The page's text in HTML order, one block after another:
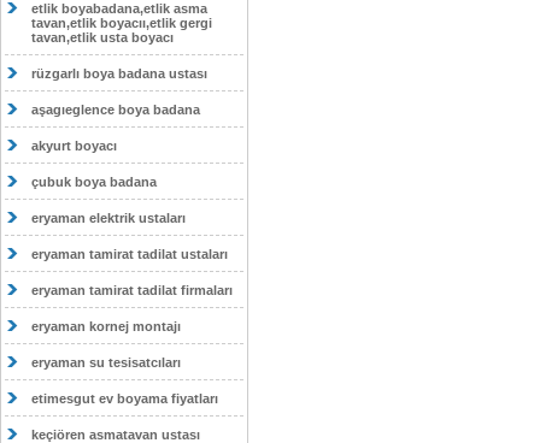
etlik boyabadana,etlik asma
tavan,etlik boyacıı,etlik gergi
tavan,etlik usta boyacı
rüzgarlı boya badana ustası
aşagıeglence boya badana
akyurt boyacı
çubuk boya badana
eryaman elektrik ustaları
eryaman tamirat tadilat ustaları
eryaman tamirat tadilat firmaları
eryaman kornej montajı
eryaman su tesisatcıları
etimesgut ev boyama fiyatları
keçiören asmatavan ustası